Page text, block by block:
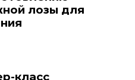
это
̶1̶ ̶4̶9̶0̶ Р